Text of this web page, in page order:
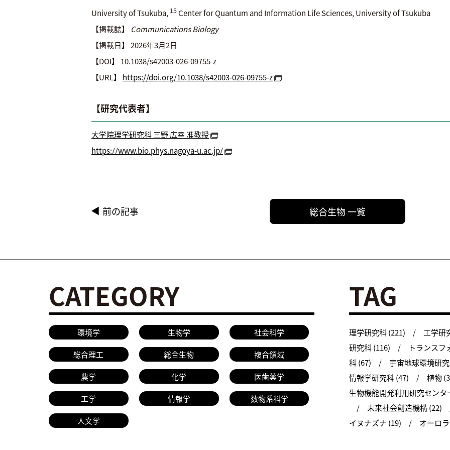
University of Tsukuba, 15 Center for Quantum and Information Life Sciences, University of Tsukuba
【掲載誌】 Communications Biology
【掲載日】 2026年3月2日
【DOI】 10.1038/s42003-026-09755-z
【URL】 https://doi.org/10.1038/s42003-026-09755-z
【研究代表者】
大学院理学研究科 三野 広幸 准教授
https://www.bio.phys.nagoya-u.ac.jp/
前の記事 総合生物 一覧
CATEGORY
環境学 生物学 社会科学
総合理工 総合生物 複合領域
農学 化学 医歯薬学
工学 情報学 数物系科学
人文学
TAG
理学研究科 (221)
工学研
研究科 (116)
トランス
科 (67)
宇宙地球環境研
情報学研究科 (47)
植物
生物機能開発利用研究センタ
未来社会創造機構 (22)
イヌナズナ (19)
オーロ